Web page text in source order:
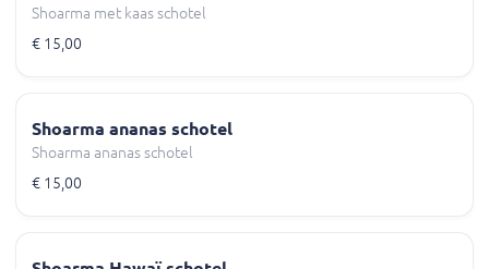
Shoarma met kaas schotel
€ 15,00
Shoarma ananas schotel
Shoarma ananas schotel
€ 15,00